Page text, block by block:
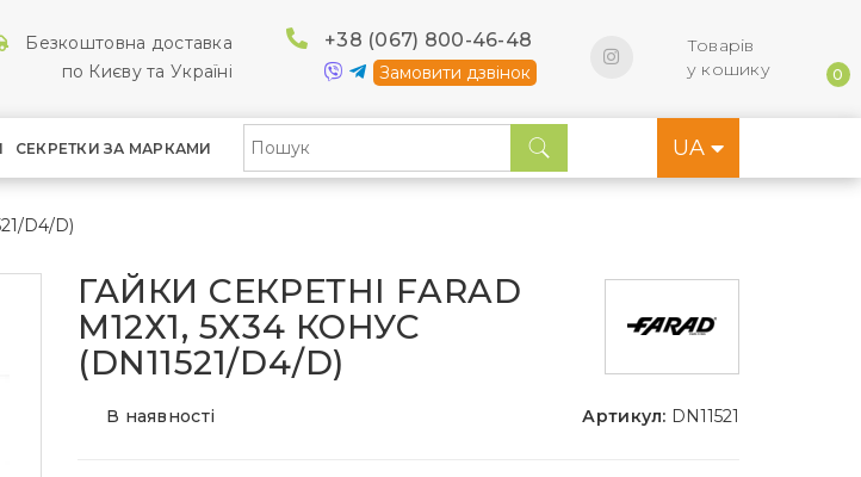
Безкоштовна доставка
по Києву та Україні
+38 (067) 800-46-48
Замовити дзвінок
Товарів
у кошику
0
СЕКРЕТКИ ЗА МАРКАМИ UA
D4/D)
ГАЙКИ СЕКРЕТНІ FARAD
М12Х1, 5Х34 КОНУС
(DN11521/D4/D)
В наявності Артикул: DN11521